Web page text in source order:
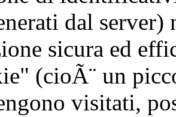
dal server)
sicura ed
(cioÃ¨ un
visitati,